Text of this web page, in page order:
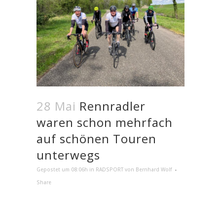
28 Mai Rennradler
waren schon mehrfach
auf schönen Touren
unterwegs
Gepostet um 08:06h in RADSPORT von Bernhard Wolf
Share